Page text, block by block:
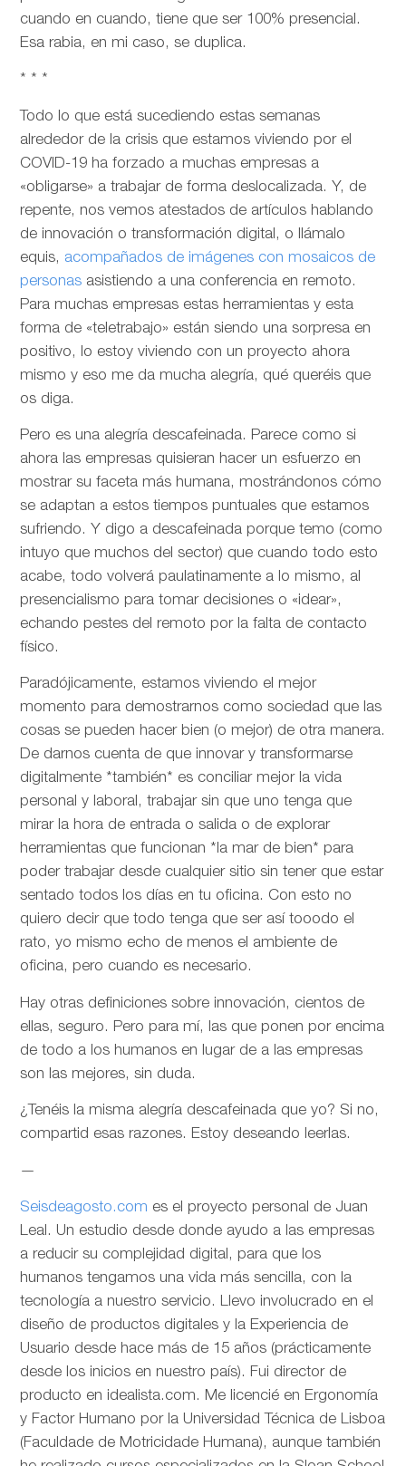
cuando en cuando, tiene que ser 100% presencial.
Esa rabia, en mi caso, se duplica.
* * *
Todo lo que está sucediendo estas semanas
alrededor de la crisis que estamos viviendo por el
COVID-19 ha forzado a muchas empresas a
«obligarse» a trabajar de forma deslocalizada. Y, de
repente, nos vemos atestados de artículos hablando
de innovación o transformación digital, o llámalo
equis, acompañados de imágenes con mosaicos de
personas asistiendo a una conferencia en remoto.
Para muchas empresas estas herramientas y esta
forma de «teletrabajo» están siendo una sorpresa en
positivo, lo estoy viviendo con un proyecto ahora
mismo y eso me da mucha alegría, qué queréis que
os diga.
Pero es una alegría descafeinada. Parece como si
ahora las empresas quisieran hacer un esfuerzo en
mostrar su faceta más humana, mostrándonos cómo
se adaptan a estos tiempos puntuales que estamos
sufriendo. Y digo a descafeinada porque temo (como
intuyo que muchos del sector) que cuando todo esto
acabe, todo volverá paulatinamente a lo mismo, al
presencialismo para tomar decisiones o «idear»,
echando pestes del remoto por la falta de contacto
físico.
Paradójicamente, estamos viviendo el mejor
momento para demostrarnos como sociedad que las
cosas se pueden hacer bien (o mejor) de otra manera.
De darnos cuenta de que innovar y transformarse
digitalmente *también* es conciliar mejor la vida
personal y laboral, trabajar sin que uno tenga que
mirar la hora de entrada o salida o de explorar
herramientas que funcionan *la mar de bien* para
poder trabajar desde cualquier sitio sin tener que estar
sentado todos los días en tu oficina. Con esto no
quiero decir que todo tenga que ser así tooodo el
rato, yo mismo echo de menos el ambiente de
oficina, pero cuando es necesario.
Hay otras definiciones sobre innovación, cientos de
ellas, seguro. Pero para mí, las que ponen por encima
de todo a los humanos en lugar de a las empresas
son las mejores, sin duda.
¿Tenéis la misma alegría descafeinada que yo? Si no,
compartid esas razones. Estoy deseando leerlas.
—
Seisdeagosto.com es el proyecto personal de Juan
Leal. Un estudio desde donde ayudo a las empresas
a reducir su complejidad digital, para que los
humanos tengamos una vida más sencilla, con la
tecnología a nuestro servicio. Llevo involucrado en el
diseño de productos digitales y la Experiencia de
Usuario desde hace más de 15 años (prácticamente
desde los inicios en nuestro país). Fui director de
producto en idealista.com. Me licencié en Ergonomía
y Factor Humano por la Universidad Técnica de Lisboa
(Faculdade de Motricidade Humana), aunque también